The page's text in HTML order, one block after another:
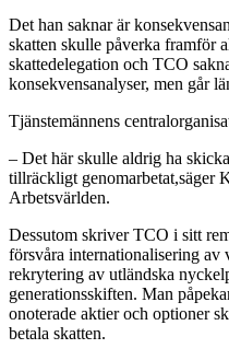
Det han saknar är
skatten skulle påverka framför
skattedelegation och TCO
konsekvensanalyser, men går
Tjänstemännens
– Det här skulle aldrig ha
tillräckligt genomarbetat,säger
Arbetsvärlden.
Dessutom skriver TCO i sitt
försvåra internationalisering av
rekrytering av utländska
generationsskiften. Man
onoterade aktier och optioner
betala skatten.